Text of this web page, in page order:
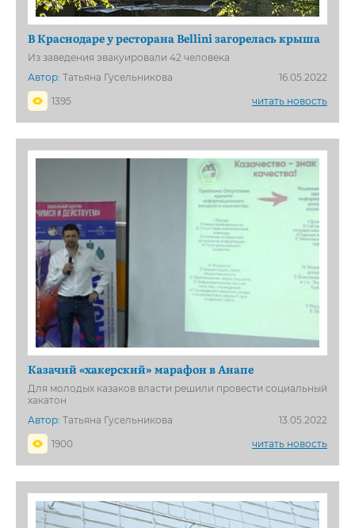
В Краснодаре у ресторана Bellini загорелась крыша
Из заведения эвакуировали 42 человека
Автор: Татьяна Гусельникова
16.05.2022
1395
читать новость
Казачий «хакерский» марафон в Анапе
Для молодых казаков власти решили провести социальный
хакатон
Автор: Татьяна Гусельникова
13.05.2022
1900
читать новость